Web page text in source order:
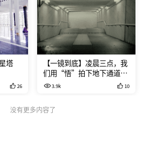
这一次，我们在8天时间内滑过
了旧金山、拉斯维加斯、芝加
哥、亚利桑那州和犹他州，终于
实现长板旅行的梦想。
塔
26
【一镜到底】凌晨三点，我
们用“悟”拍下地下通道的
故事
3.9k 10
没有更多内容了